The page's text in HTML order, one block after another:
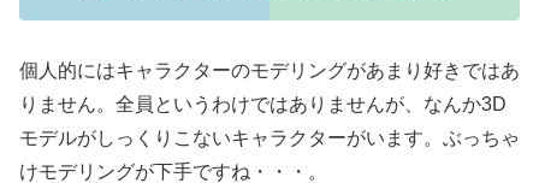
個人的にはキャラクターのモデリングがあまり好きではあ
りません。全員というわけではありませんが、なんか3D
モデルがしっくりこないキャラクターがいます。ぶっちゃ
けモデリングが下手ですね・・・。